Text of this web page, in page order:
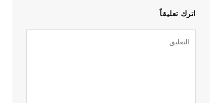
اترك تعليقاً